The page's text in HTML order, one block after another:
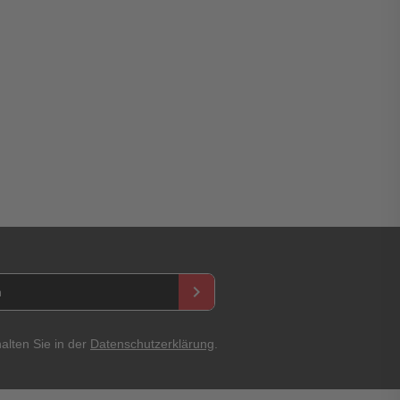
Bewertung abschicken
keyboard_arrow_right
Sie in der Datenschutzerklärung